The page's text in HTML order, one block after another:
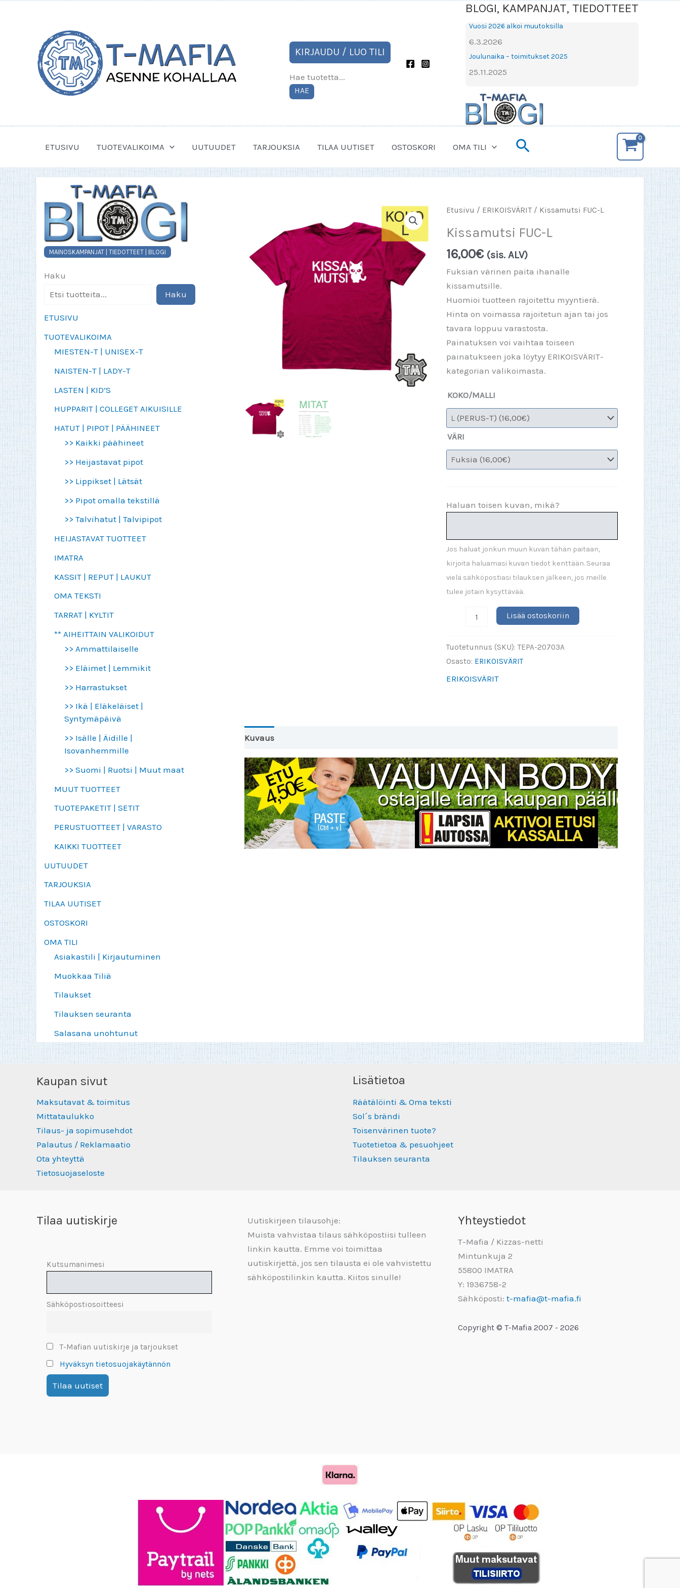
KIRJAUDU / LUO TILI
Hae tuotetta...
HAE
BLOGI, KAMPANJAT, TIEDOTTEET
Vuosi 2026 alkoi muutoksilla
6.3.2026
Joulunaika – toimitukset 2025
25.11.2025
ETUSIVU TUOTEVALIKOIMA UUTUUDET TARJOUKSIA TILAA UUTISET OSTOSKORI OMA TILI Hae
MAINOSKAMPANJAT | TIEDOTTEET | BLOGI
Haku
Haku
ETUSIVU
TUOTEVALIKOIMA
MIESTEN-T | UNISEX-T
NAISTEN-T | LADY-T
LASTEN | KID’S
HUPPARIT | COLLEGET AIKUISILLE
HATUT | PIPOT | PÄÄHINEET
>> Kaikki päähineet
>> Heijastavat pipot
>> Lippikset | Lätsät
>> Pipot omalla tekstillä
>> Talvihatut | Talvipipot
HEIJASTAVAT TUOTTEET
IMATRA
KASSIT | REPUT | LAUKUT
OMA TEKSTI
TARRAT | KYLTIT
** AIHEITTAIN VALIKOIDUT
>> Ammattilaiselle
>> Eläimet | Lemmikit
>> Harrastukset
>> Ikä | Eläkeläiset |
Syntymäpäivä
>> Isälle | Äidille |
Isovanhemmille
>> Suomi | Ruotsi | Muut maat
MUUT TUOTTEET
TUOTEPAKETIT | SETIT
PERUSTUOTTEET | VARASTO
KAIKKI TUOTTEET
UUTUUDET
TARJOUKSIA
TILAA UUTISET
OSTOSKORI
OMA TILI
Asiakastili | Kirjautuminen
Muokkaa Tiliä
Tilaukset
Tilauksen seuranta
Salasana unohtunut
Etusivu / ERIKOISVÄRIT/ Kissamutsi FUC-L
Kissamutsi FUC-L
16,00€ (sis. ALV)
Fuksian värinen paita ihanalle
kissamutsille.
Huomioi tuotteen rajoitettu myyntierä.
Hinta on voimassa rajoitetun ajan tai jos
tavara loppuu varastosta.
Painatuksen voi vaihtaa toiseen
painatukseen joka löytyy ERIKOISVÄRIT-
kategorian valikoimasta.
KOKO/MALLI
VÄRI
Haluan toisen kuvan, mikä?
Jos haluat jonkun muun kuvan tähän paitaan,
kirjoita haluamasi kuvan tiedot kenttään. Seuraa
vielä sähköpostiasi tilauksen jälkeen, jos meille
tulee jotain kysyttävää.
Kissamutsi
Lisää ostoskoriin
Tuotetunnus (SKU):TEPA-20703A
Osasto: ERIKOISVÄRIT
ERIKOISVÄRIT
Kuvaus
Kaupan sivut
Maksutavat & toimitus
Mittataulukko
Tilaus- ja sopimusehdot
Palautus / Reklamaatio
Ota yhteyttä
Tietosuojaseloste
Lisätietoa
Räätälöinti & Oma teksti
Sol´s brändi
Toisenvärinen tuote?
Tuotetietoa & pesuohjeet
Tilauksen seuranta
Tilaa uutiskirje
Kutsumanimesi
Sähköpostiosoitteesi
T-Mafian uutiskirje ja tarjoukset
Hyväksyn tietosuojakäytännön
Uutiskirjeen tilausohje:
Muista vahvistaa tilaus sähköpostiisi tulleen
linkin kautta. Emme voi toimittaa
uutiskirjettä, jos sen tilausta ei ole vahvistettu
sähköpostilinkin kautta. Kiitos sinulle!
Yhteystiedot
T-Mafia / Kizzas-netti
Mintunkuja 2
55800 IMATRA
Y: 1936758-2
Sähköposti:t-mafia@t-mafia.fi
Copyright © T-Mafia 2007 - 2026